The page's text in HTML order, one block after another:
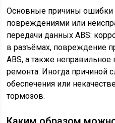
Основные причины ошибки
повреждениями или
передачи данных ABS:
в разъёмах, повреждение
ABS, а также
ремонта. Иногда причиной
обеспечения или
тормозов.